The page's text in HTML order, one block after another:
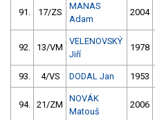
91. 17/ZS
MANAS
Adam
2004
92. 13/VM
VELENOVSKÝ
Jiří
1978
93. 4/VS DODAL Jan 1953
94. 21/ZM
NOVÁK
Matouš
2006